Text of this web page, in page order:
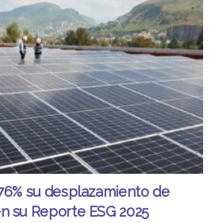
su desplazamiento de
su Reporte ESG 2025